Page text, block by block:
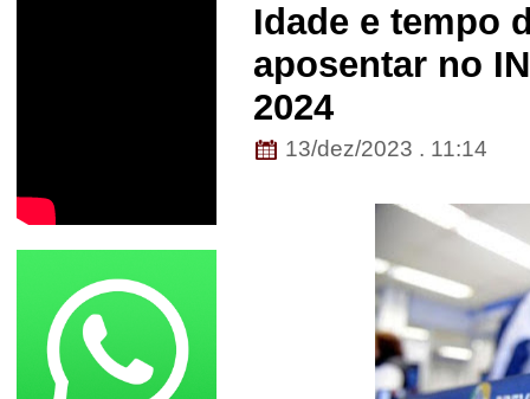
Idade e tempo
aposentar no
2024
13/dez/2023 . 11:14